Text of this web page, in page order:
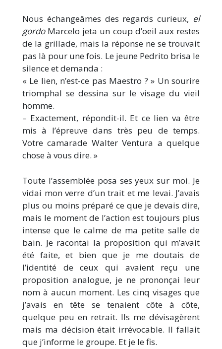
Nous échangeâmes des regards curieux, el
gordoMarcelo jeta un coup d’oeil aux restes
de la grillade, mais la réponse ne se trouvait
pas là pour une fois. Le jeune Pedrito brisa le
silence et demanda :
« Le lien, n’est-ce pas Maestro ? » Un sourire
triomphal se dessina sur le visage du vieil
homme.
– Exactement, répondit-il. Et ce lien va être
mis à l’épreuve dans très peu de temps.
Votre camarade Walter Ventura a quelque
chose à vous dire. »
Toute l’assemblée posa ses yeux sur moi. Je
vidai mon verre d’un trait et me levai. J’avais
plus ou moins préparé ce que je devais dire,
mais le moment de l’action est toujours plus
intense que le calme de ma petite salle de
bain. Je racontai la proposition qui m’avait
été faite, et bien que je me doutais de
l’identité de ceux qui avaient reçu une
proposition analogue, je ne prononçai leur
nom à aucun moment. Les cinq visages que
j’avais en tête se tenaient côte à côte,
quelque peu en retrait. Ils me dévisagèrent
mais ma décision était irrévocable. Il fallait
que j’informe le groupe. Et je le fis.